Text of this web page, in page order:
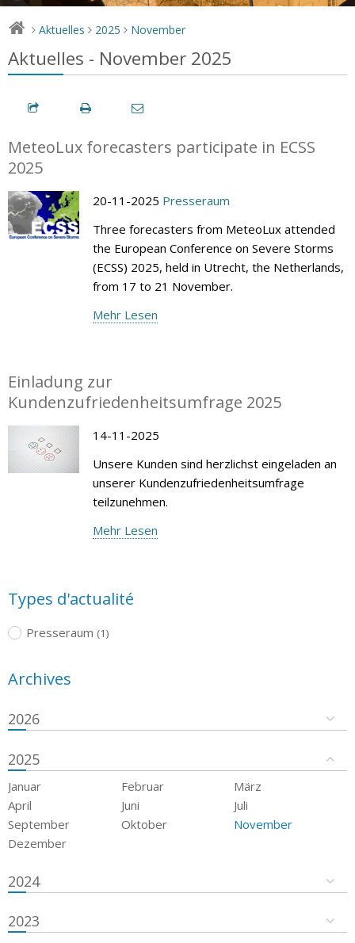
> Aktuelles > 2025 > November
Aktuelles - November 2025
MeteoLux forecasters participate in ECSS
2025
20-11-2025 Presseraum
Three forecasters from MeteoLux attended
the European Conference on Severe Storms
(ECSS) 2025, held in Utrecht, the Netherlands,
from 17 to 21 November.
Mehr Lesen
Einladung zur
Kundenzufriedenheitsumfrage 2025
14-11-2025
Unsere Kunden sind herzlichst eingeladen an
unserer Kundenzufriedenheitsumfrage
teilzunehmen.
Mehr Lesen
Types d'actualité
Presseraum (1)
Archives
2026
2025
Januar Februar
März
April
Juni
Juli
September
Oktober
November
Dezember
2024
2023